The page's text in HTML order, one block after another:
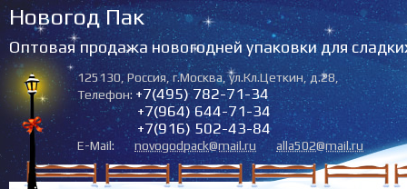
Новогод Пак
Оптовая продажа новогодней упаковки для
125130,Россия,г.Москва,ул.Кл.Цеткин, д.28
Телефон: +7(495) 782-71-34
+7(964) 644-71-34
+7(916) 502-43-84
E-Mail: novogodpack@mail.ru alla502@mail.ru